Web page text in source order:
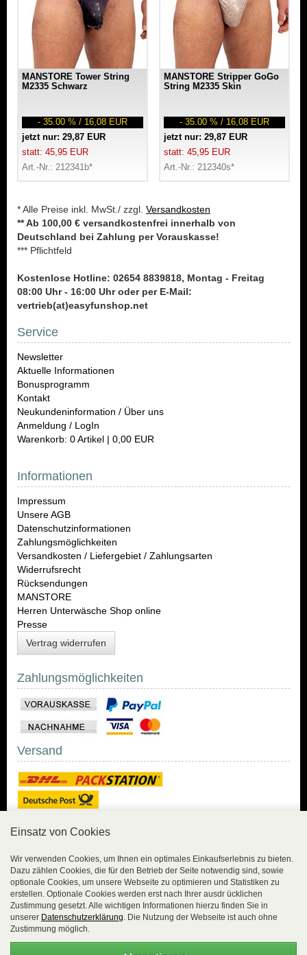
MANSTORE Tower String
M2335 Schwarz
- 35.00 % / 16,08 EUR
jetzt nur: 29,87 EUR
statt: 45,95 EUR
Art.-Nr.: 212341b*
MANSTORE Stripper GoGo
String M2335 Skin
- 35.00 % / 16,08 EUR
jetzt nur: 29,87 EUR
statt: 45,95 EUR
Art.-Nr.: 212340s*
* Alle Preise inkl. MwSt./ zzgl. Versandkosten
** Ab 100,00 € versandkostenfrei innerhalb von
Deutschland bei Zahlung per Vorauskasse!
*** Pflichtfeld
Kostenlose Hotline: 02654 8839818, Montag - Freitag
08:00 Uhr - 16:00 Uhr oder per E-Mail:
vertrieb(at)easyfunshop.net
Service
Newsletter
Aktuelle Informationen
Bonusprogramm
Kontakt
Neukundeninformation / Über uns
Anmeldung / LogIn
Warenkorb: 0 Artikel | 0,00 EUR
Informationen
Impressum
Unsere AGB
Datenschutzinformationen
Zahlungsmöglichkeiten
Versandkosten / Liefergebiet / Zahlungsarten
Widerrufsrecht
Rücksendungen
MANSTORE
Herren Unterwäsche Shop online
Presse
Vertrag widerrufen
Zahlungsmöglichkeiten
Versand
Sicher Einkaufen mit
Trusted Shops und
Geld-zurück-Garantie.
lückenlos verschlüsselt
Einsatz von Cookies
Wir verwenden Cookies, um Ihnen ein optimales Einkaufserlebnis zu bieten.
Dazu zählen Cookies, die für den Betrieb der Seite notwendig sind, sowie
optionale Cookies, um unsere Webseite zu optimieren und Statistiken zu
erstellen. Optionale Cookies werden erst nach Ihrer ausdr ücklichen
Zustimmung gesetzt. Alle wichtigen Informationen hierzu finden Sie in
unserer Datenschutzerklärung. Die Nutzung der Webseite ist auch ohne
Zustimmung möglich.